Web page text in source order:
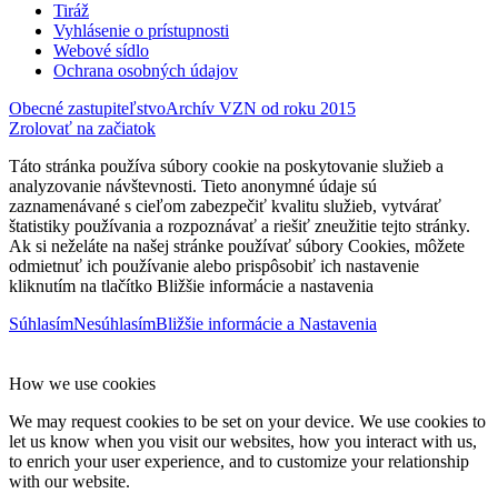
Tiráž
Vyhlásenie o prístupnosti
Webové sídlo
Ochrana osobných údajov
Obecné zastupiteľstvoArchív VZN od roku 2015
Zrolovať na začiatok
Táto stránka používa súbory cookie na poskytovanie služieb a
analyzovanie návštevnosti. Tieto anonymné údaje sú
zaznamenávané s cieľom zabezpečiť kvalitu služieb, vytvárať
štatistiky používania a rozpoznávať a riešiť zneužitie tejto stránky.
Ak si neželáte na našej stránke používať súbory Cookies, môžete
odmietnuť ich používanie alebo prispôsobiť ich nastavenie
kliknutím na tlačítko Bližšie informácie a nastavenia
SúhlasímNesúhlasímBližšie informácie a Nastavenia
How we use cookies
We may request cookies to be set on your device. We use cookies to
let us know when you visit our websites, how you interact with us,
to enrich your user experience, and to customize your relationship
with our website.